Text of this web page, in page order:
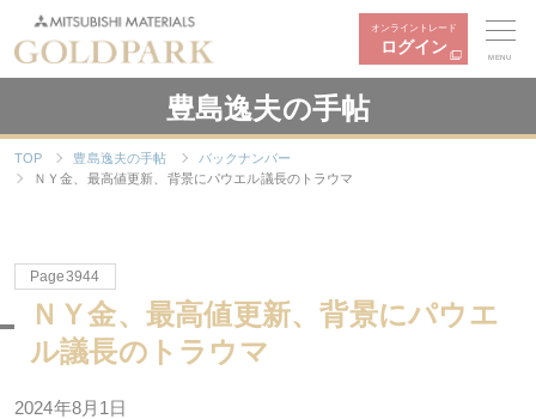
オンライントレード
ログイン
MENU
豊島逸夫の手帖
TOP 豊島逸夫の手帖
バックナンバー
ＮＹ金、最高値更新、背景にパウエル議長のトラウマ
Page3944
ＮＹ金、最高値更新、背景にパウエ
ル議長のトラウマ
2024年8月1日